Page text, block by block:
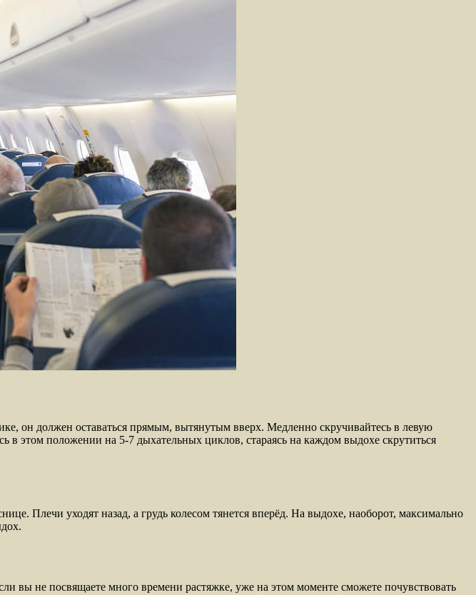
он должен оставаться прямым, вытянутым вверх. Медленно скручивайтесь в левую
в этом положении на 5-7 дыхательных циклов, стараясь на каждом выдохе скрутиться
Плечи уходят назад, а грудь колесом тянется вперёд. На выдохе, наоборот, максимально
не посвящаете много времени растяжке, уже на этом моменте сможете почувствовать